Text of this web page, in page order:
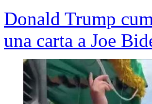
Donald Trump
una carta a Joe